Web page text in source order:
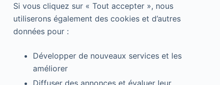
Si vous cliquez sur « Tout accepter », nous
utiliserons également des cookies et d’autres
données pour :
Développer de nouveaux services et les
améliorer